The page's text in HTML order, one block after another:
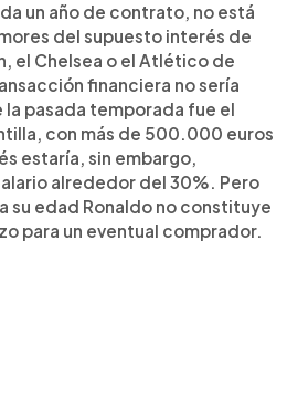
un año de contrato, no está
del supuesto interés de
el Chelsea o el Atlético de
financiera no sería
pasada temporada fue el
con más de 500.000 euros
estaría, sin embargo,
alrededor del 30%. Pero
su edad Ronaldo no constituye
para un eventual comprador.